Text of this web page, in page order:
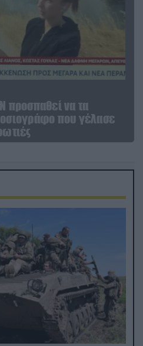
προσπαθεί να τα
που γέλασε